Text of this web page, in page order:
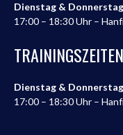
Dienstag &
17:00 – 18:30 Uhr –
Dienstag &
17:00 – 18:30 Uhr –